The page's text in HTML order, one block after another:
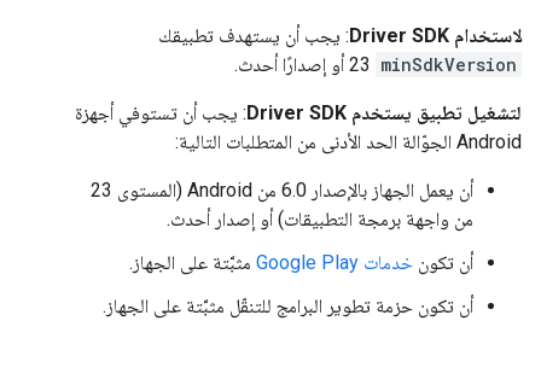
لاستخدام Driver SDK
: يجب أن يستهدف تطبيقك
minSdkVersion
لتشغيل تطبيق يستخدم Driver SDK
: يجب أن تستوفي أجهزة
Android الجوّالة الحد الأدنى من المتطلبات التالية:
أن يعمل الجهاز بالإصدار 6.0 من Android (المستوى 23
من واجهة برمجة التطبيقات) أو إصدار أحدث.
أن تكون خدمات Google Play
مثبَّتة على الجهاز.
أن تكون حزمة تطوير البرامج للتنقّل مثبَّتة على الجهاز.